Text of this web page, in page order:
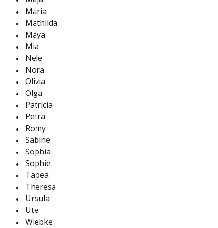
Maria
Mathilda
Maya
Mia
Nele
Nora
Olivia
Olga
Patricia
Petra
Romy
Sabine
Sophia
Sophie
Tabea
Theresa
Ursula
Ute
Wiebke